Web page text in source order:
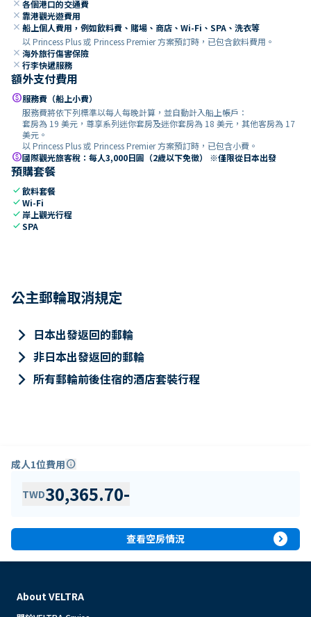
close 各個港口的交通費
close 靠港觀光遊費用
close 船上個人費用，例如飲料費、賭場、商店、Wi-Fi、SPA、洗衣等
以 Princess Plus 或 Princess Premier 方案預訂時，已包含飲料費用。
close 海外旅行傷害保險
close 行李快遞服務
額外支付費用
paid服務費（船上小費）
服務費將依下列標準以每人每晚計算，並自動計入船上帳戶：
套房為 19 美元，尊享系列迷你套房及迷你套房為 18 美元，其他客房為 17
美元。
以 Princess Plus 或 Princess Premier 方案預訂時，已包含小費。
paid國際觀光旅客稅：每人3,000日圓（2歲以下免徵） ※僅限從日本出發
預購套餐
check飲料套餐
checkWi-Fi
check 岸上觀光行程
checkSPA
公主郵輪取消規定
keyboard_arrow_right 日本出發返回的郵輪
keyboard_arrow_right 非日本出發返回的郵輪
keyboard_arrow_right 所有郵輪前後住宿的酒店套裝行程
成人1位費用info
TWD30,365.70-
查看空房情況 expand_circle_right
About VELTRA